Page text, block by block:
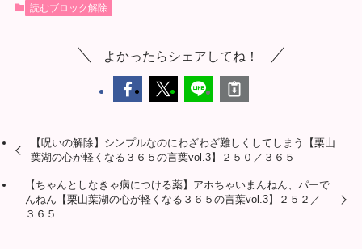
読むブロック解除
よかったらシェアしてね！
【呪いの解除】シンプルなのにわざわざ難しくしてしまう【栗山
葉湖の心が軽くなる３６５の言葉vol.3】２５０／３６５
【ちゃんとしなきゃ病につける薬】アホちゃいまんねん、パーで
んねん【栗山葉湖の心が軽くなる３６５の言葉vol.3】２５２／
３６５